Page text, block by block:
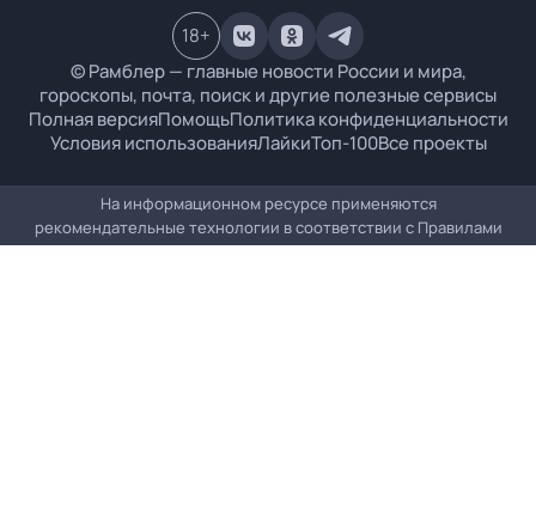
© Рамблер — главные новости России и мира,
гороскопы, почта, поиск и другие полезные сервисы
Полная версияПомощьПолитика конфиденциальности
Условия использованияЛайкиТоп-100Все проекты
18+
На информационном ресурсе применяются
рекомендательные технологии в соответствии с Правилами